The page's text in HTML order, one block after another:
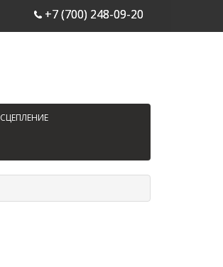
+7 (700) 248-09-20
СЦЕПЛЕНИЕ